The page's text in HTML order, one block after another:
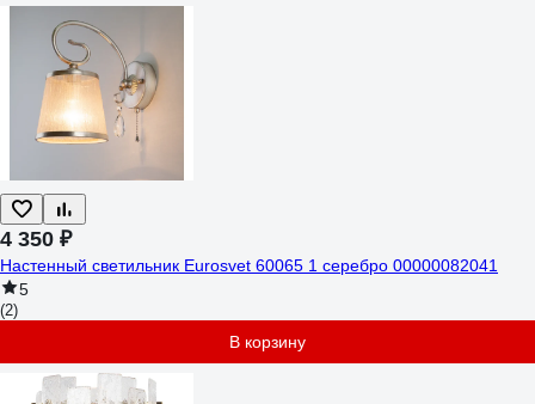
4 350 ₽
Настенный светильник Eurosvet 60065 1 серебро 00000082041
5
(2)
В корзину